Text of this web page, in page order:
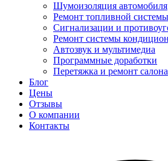
Шумоизоляция автомобиля
Ремонт топливной системы
Сигнализации и
Ремонт системы
Автозвук и мультимедиа
Программные доработки
Перетяжка и ремонт салона
Блог
Цены
Отзывы
О компании
Контакты